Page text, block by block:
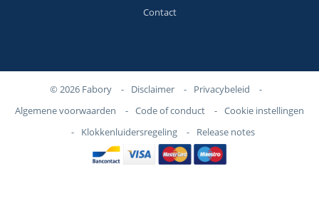
Contact
© 2026 Fabory - Disclaimer - Privacybeleid
-
Algemene voorwaarden
- Code of conduct - Cookie instellingen
-
Klokkenluidersregeling - Release notes